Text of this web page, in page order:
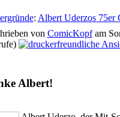
: Albert Uderzos 75er
von ComicKopfam
Albert!